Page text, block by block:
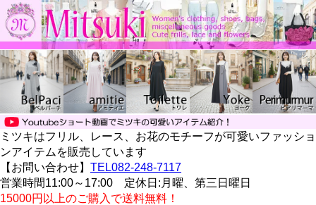
ミツキはフリル、レース、お花のモチーフが可愛いファッショ
ンアイテムを販売しています
【お問い合わせ】 TEL082-248-7117
営業時間11:00～17:00 定休日:月曜、第三日曜日
15000円以上のご購入で送料無料！